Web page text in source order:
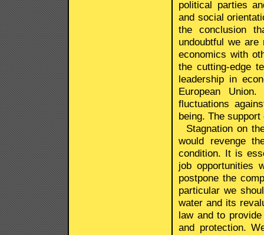
political parties
and social
the conclusion
undoubtful we
economics with
the cutting-edge
leadership in
European
fluctuations
being. The
Stagnation on
would revenge
condition. It is
job opportunities
postpone the
particular we
water and its
law and to
and protection.